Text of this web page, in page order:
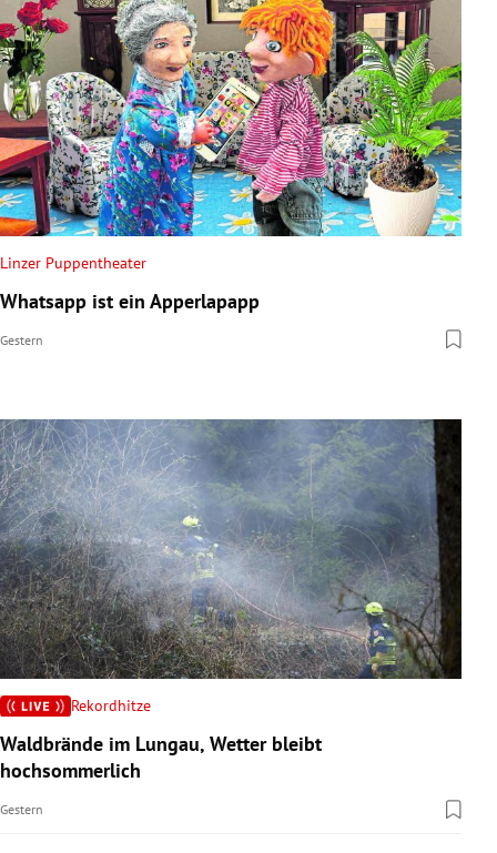
Linzer Puppentheater
Whatsapp ist ein Apperlapapp
Gestern
Rekordhitze
Waldbrände im Lungau, Wetter bleibt
hochsommerlich
Gestern